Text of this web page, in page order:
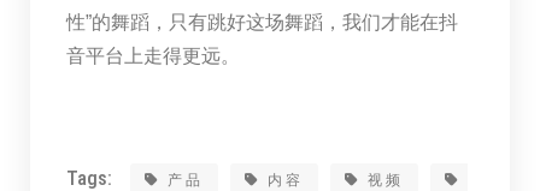
性”的舞蹈，只有跳好这场舞蹈，我们才能在抖
音平台上走得更远。
Tags: 产品 内容
视频